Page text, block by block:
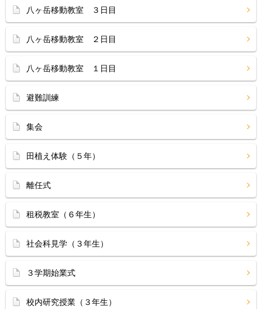
八ヶ岳移動教室 ３日目
八ヶ岳移動教室 ２日目
八ヶ岳移動教室 １日目
避難訓練
集会
田植え体験（５年）
離任式
租税教室（６年生）
社会科見学（３年生）
３学期始業式
校内研究授業（３年生）